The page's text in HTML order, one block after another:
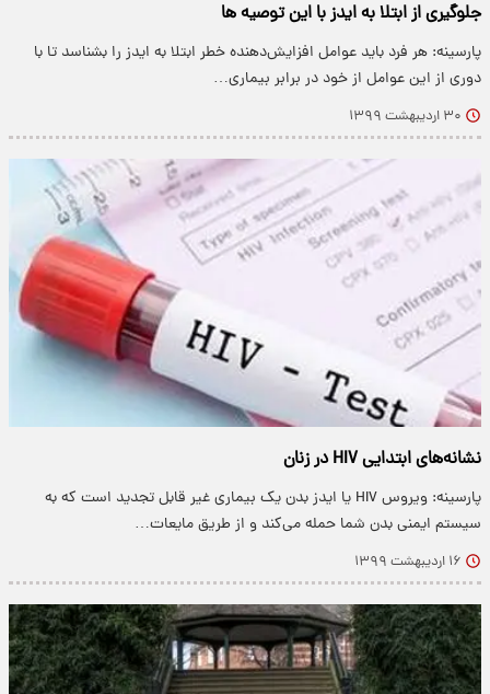
جلوگیری از ابتلا به ایدز با این توصیه ها
پارسینه: هر فرد باید عوامل افزایش‌دهنده خطر ابتلا به ایدز را بشناسد تا با
دوری از این عوامل از خود در برابر بیماری…
۳۰ اردیبهشت ۱۳۹۹
نشانه‌های ابتدایی HIV در زنان
پارسینه: ویروس HIV یا ایدز بدن یک بیماری غیر قابل تجدید است که به
سیستم ایمنی بدن شما حمله می‌کند و از طریق مایعات…
۱۶ اردیبهشت ۱۳۹۹